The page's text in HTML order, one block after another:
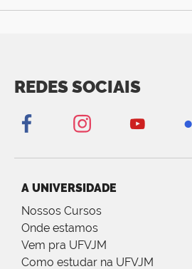
REDES SOCIAIS
A UNIVERSIDADE
Nossos Cursos
Onde estamos
Vem pra UFVJM
Como estudar na UFVJM